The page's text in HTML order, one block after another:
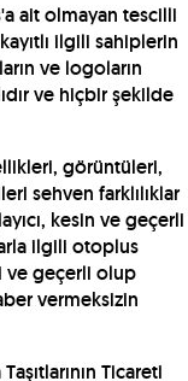
ait olmayan tescilli
ilgili sahiplerin
ve logoların
ve hiçbir şekilde
görüntüleri,
sehven farklılıklar
kesin ve geçerli
ilgili otoplus
ve geçerli olup
vermeksizin
Ticareti